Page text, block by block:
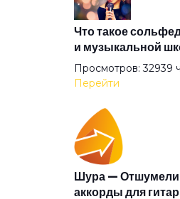
Не переплыть
Не теряй меня
Небо в алмазах
Невероятный день
Что такое
и музыкальной
Просмотров: 32939
Перейти
Шура — Отшумели
аккорды для